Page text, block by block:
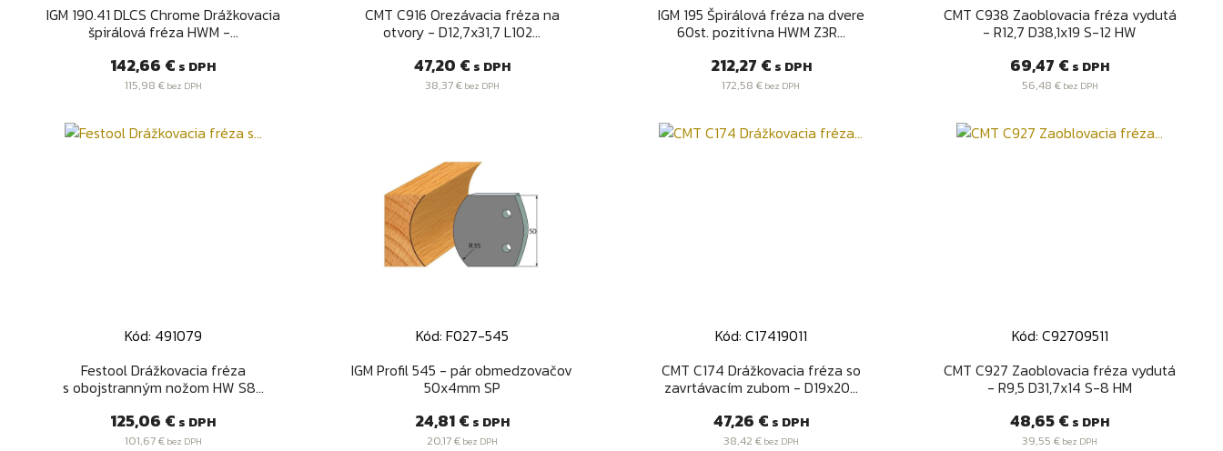
IGM 190.41 DLCS Chrome Drážkovacia
špirálová fréza HWM -...
Cena
142,66 € s DPH
115,98 €bez DPH
 Rýchly náhľad
CMT C916 Orezávacia fréza na
otvory - D12,7x31,7 L102...
Cena
47,20 € s DPH
38,37 €bez DPH
 Rýchly náhľad
IGM 195 Špirálová fréza na dvere
60st. pozitívna HWM Z3R...
Cena
212,27 € s DPH
172,58 € bez DPH
 Rýchly náhľad
CMT C938 Zaoblovacia fréza vydutá
- R12,7 D38,1x19 S-12 HW
Cena
69,47 € s DPH
56,48 €bez DPH
 Rýchly náhľad
Kód: 491079
Festool Drážkovacia fréza
s obojstranným nožom HW S8...
Cena
125,06 € s DPH
101,67 €bez DPH
 Rýchly náhľad
Kód: F027-545
IGM Profil 545 - pár obmedzovačov
50x4mm SP
Cena
24,81 € s DPH
20,17 €bez DPH
 Rýchly náhľad
Kód: C17419011
CMT C174 Drážkovacia fréza so
zavrtávacím zubom - D19x20...
Cena
47,26 € s DPH
38,42 €bez DPH
 Rýchly náhľad
Kód: C92709511
CMT C927 Zaoblovacia fréza vydutá
- R9,5 D31,7x14 S-8 HM
Cena
48,65 € s DPH
39,55 € bez DPH
 Rýchly náhľad